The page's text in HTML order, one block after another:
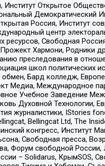
Открытое
Демократический
Россия, Институт
центр
Свободная
Хармони, Родники
преследования в
школ политических
Бард колледж,
Международное
Учебное Заведение
Духовной
журналистики, IStories
Bellingcat Ltd, The
конгресс,
Свободная пресса,
Форум свободной
– Solidarus, КрымSOS,